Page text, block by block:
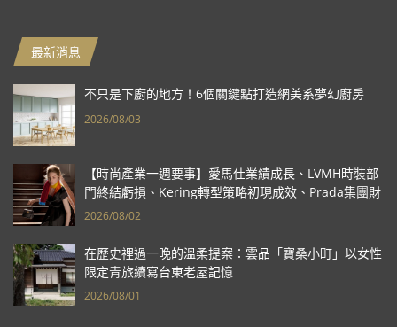
最新消息
不只是下廚的地方！6個關鍵點打造網美系夢幻廚房
2026/08/03
【時尚產業一週要事】愛馬仕業績成長、LVMH時裝部
門終結虧損、Kering轉型策略初現成效、Prada集團財
報亮眼
2026/08/02
在歷史裡過一晚的溫柔提案：雲品「寶桑小町」以女性
限定青旅續寫台東老屋記憶
2026/08/01